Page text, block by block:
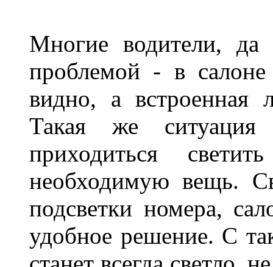
Многие водители, да
проблемой - в
видно, а встроенная
Такая же
приходиться
необходимую вещь.
подсветки номера,
удобное решение. С